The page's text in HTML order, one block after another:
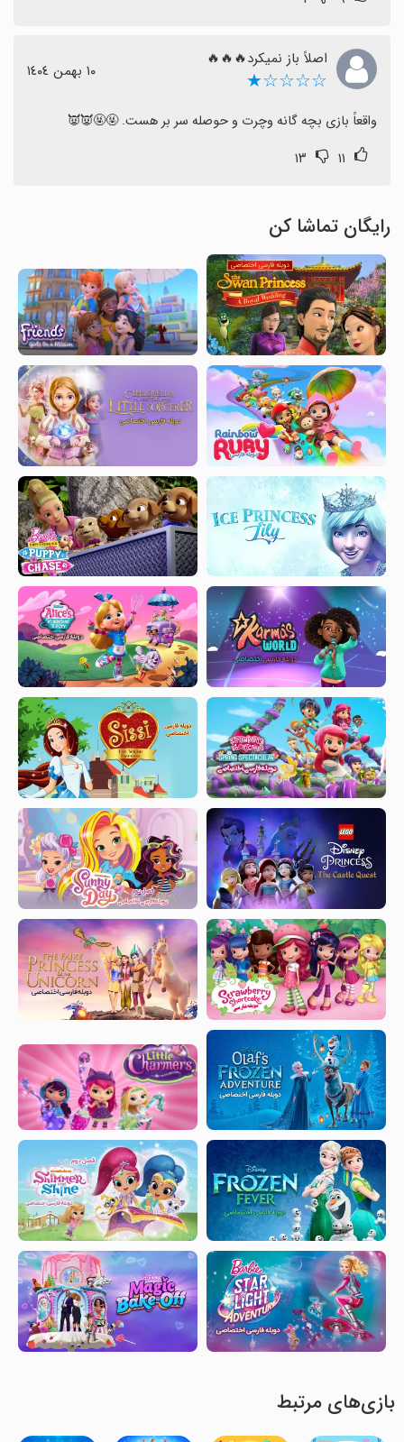
اصلاً باز نمیکرد🔥🔥🔥
☆☆☆☆★ ١٠ بهمن ١٤٠٤
واقعاً بازی بچه گانه وچرت و حوصله سر بر هست. 🤬🤬👿👿
۱۱ ۱۳
رایگان تماشا کن
بازی‌های مرتبط